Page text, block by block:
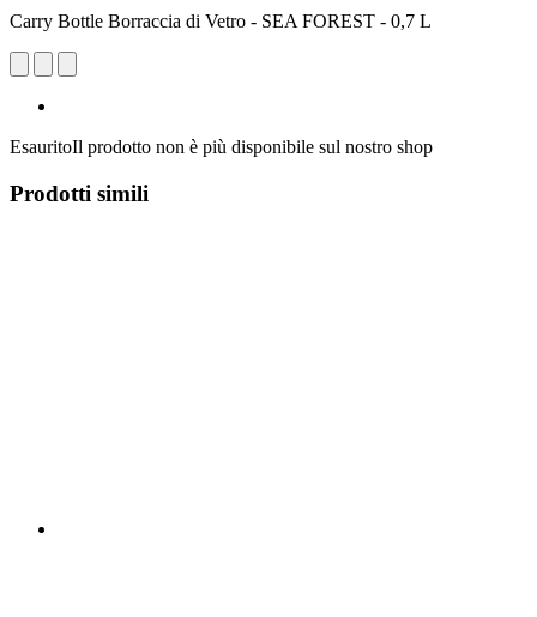
Carry Bottle Borraccia di Vetro - SEA FOREST - 0,7 L
EsauritoIl prodotto non è più disponibile sul nostro shop
Prodotti simili